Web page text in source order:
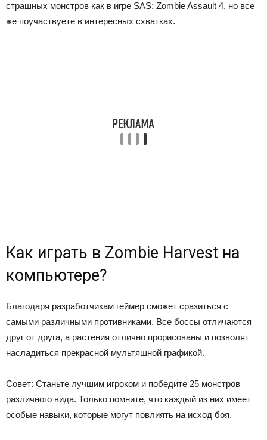
страшных монстров как в игре SAS: Zombie Assault 4, но все
же поучаствуете в интересных схватках.
Как играть в Zombie Harvest на
компьютере?
Благодаря разработчикам геймер сможет сразиться с
самыми различными противниками. Все боссы отличаются
друг от друга, а растения отлично прорисованы и позволят
насладиться прекрасной мультяшной графикой.
Совет: Станьте лучшим игроком и победите 25 монстров
различного вида. Только помните, что каждый из них имеет
особые навыки, которые могут повлиять на исход боя.